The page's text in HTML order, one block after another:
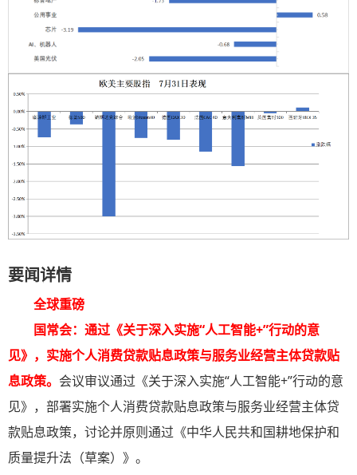
要闻详情
全球重磅
国常会：通过《关于深入实施“人工智能+”行动的意
见》，实施个人消费贷款贴息政策与服务业经营主体贷款贴
息政策。 会议审议通过《关于深入实施“人工智能+”行动的意
见》，部署实施个人消费贷款贴息政策与服务业经营主体贷
款贴息政策，讨论并原则通过《中华人民共和国耕地保护和
质量提升法（草案）》。